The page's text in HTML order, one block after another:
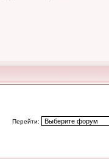
Перейти: